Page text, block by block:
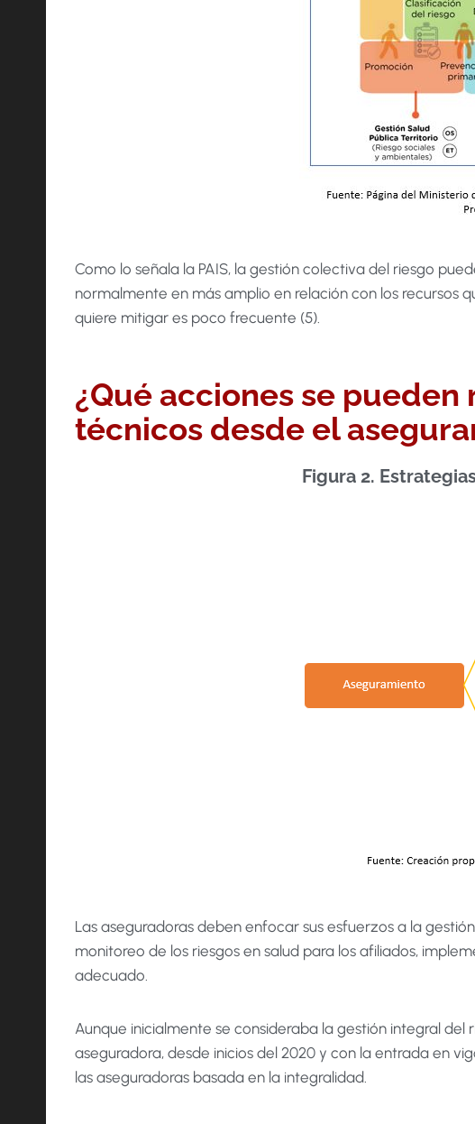
Como lo señala la PAIS, la gestión colectiva del riesgo
normalmente en más amplio en relación con los recursos
quiere mitigar es poco frecuente (5).
¿Qué acciones se
técnicos desde el
Figura 2.
Las aseguradoras deben enfocar sus esfuerzos a la
monitoreo de los riesgos en salud para los afiliados,
adecuado.
Aunque inicialmente se consideraba la gestión integral
aseguradora, desde inicios del 2020 y con la entrada en
las aseguradoras basada en la integralidad.